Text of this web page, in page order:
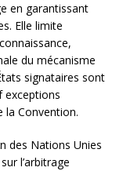
en garantissant
Elle limite
du mécanisme
signataires sont
exceptions
la Convention.
des Nations Unies
l’arbitrage